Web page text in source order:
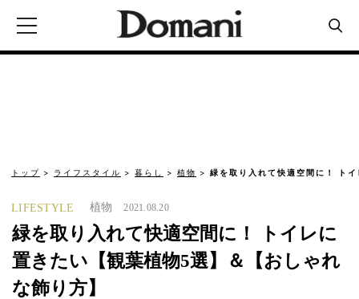
トップ ライフスタイル 暮らし 植物 緑を取り入れて快適空間に！ ト
LIFESTYLE 植物 2021.08.20
緑を取り入れて快適空間に！ トイレに
置きたい【観葉植物5選】＆【おしゃれ
な飾り方】